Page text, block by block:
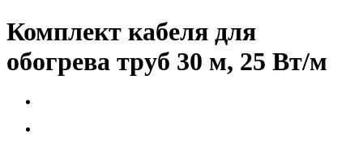
Комплект кабеля для
обогрева труб 30 м, 25 Вт/м